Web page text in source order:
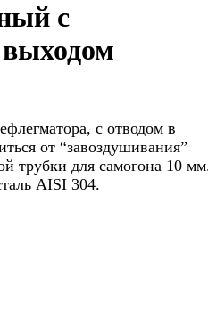
с
с отводом в
от “завоздушивания”
трубки для самогона 10
AISI 304.